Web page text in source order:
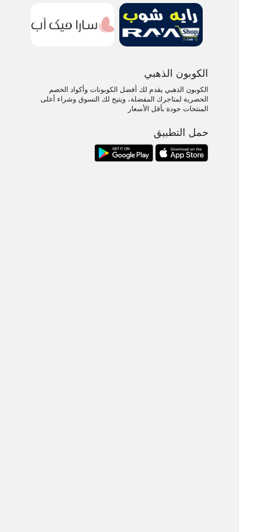
الكوبون الذهبي
الكوبون الذهبي يقدم لك أفضل الكوبونات وأكواد الخصم
الحصرية لمتاجرك المفضلة، ويتيح لك التسوق وشراء أعلى
المنتجات جودة بأقل الأسعار
حمل التطبيق